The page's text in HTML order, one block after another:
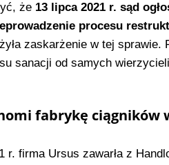
że 13 lipca 2021 r. sąd
procesu
zaskarżenie w tej
sanacji od samych
fabrykę ciągników
r. firma Ursus zawarła z